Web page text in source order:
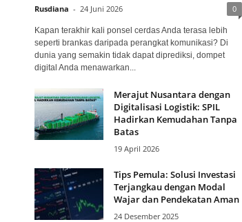
Rusdiana - 24 Juni 2026 0
Kapan terakhir kali ponsel cerdas Anda terasa lebih
seperti brankas daripada perangkat komunikasi? Di
dunia yang semakin tidak dapat diprediksi, dompet
digital Anda menawarkan...
Merajut Nusantara dengan
Digitalisasi Logistik: SPIL
Hadirkan Kemudahan Tanpa
Batas
19 April 2026
Tips Pemula: Solusi Investasi
Terjangkau dengan Modal
Wajar dan Pendekatan Aman
24 Desember 2025